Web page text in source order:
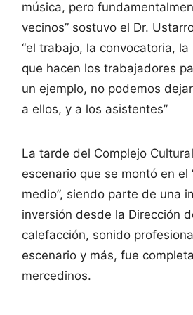
música, pero
vecinos” sostuvo el Dr.
“el trabajo, la convocatoria,
que hacen los trabajadores
un ejemplo, no podemos
a ellos, y a los asistentes”
La tarde del Complejo
escenario que se montó en el
medio”, siendo parte de una
inversión desde la Dirección
calefacción, sonido
escenario y más, fue
mercedinos.